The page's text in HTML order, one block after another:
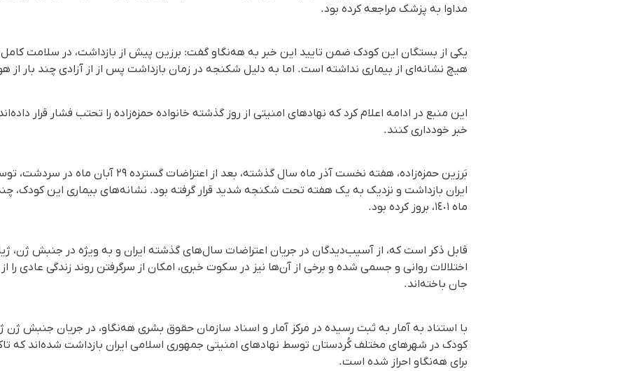
مداوا به پزشک مراجعه کرده بود.
یکی از بستگان این کودک ضمن تایید این خبر به هه‌نگاو گفت: برزین پیش از بازداشت، در سلامت
هیچ نشانه‌ای از بیماری نداشته است. اما به دلیل شکنجه در زمان بازداشت پس از از آزادی چند بار
این منبع در ادامه اعلام کرد که نهادهای امنیتی از روز گذشته خانواده حمزه‌زاده را تحتب فشار قرار
خبر خودداری کنند.
بَرزین حمزه‌زاده، هفته نخست آذر ماه سال گذشته، بعد از
ایران بازداشت و نزدیک به یک هفته تحت شکنجه شدید قرار گرفته بود. نشانه‌های بیماری این کودک،
ماه ١٤٠١، بروز کرده بود.
قابل ذکر است که، از آسیب‌دیدگان در جریان اعتراضات سال‌های گذشته ایران و به ویژه در جنبش ژن،
اختلالات روانی و جسمی شده و برخی از آن‌ها نیز در سکوت خبری، امکان از سرگرفتن روند زندگی عادی را
جان باخته‌اند.
برای هه‌نگاو احراز شده است.